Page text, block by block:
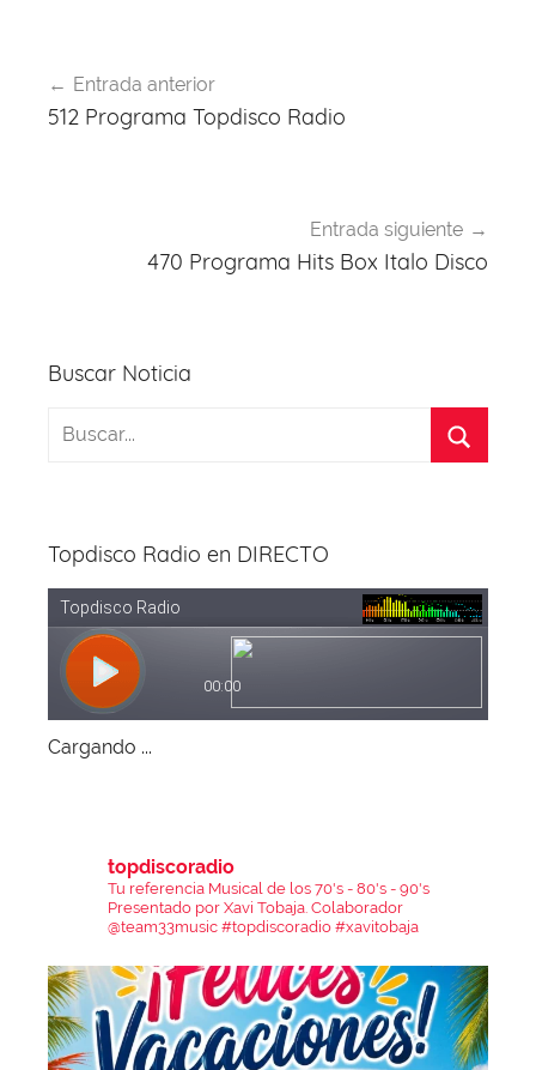
de
Entrada anterior
512 Programa Topdisco Radio
Entrada siguiente
470 Programa Hits Box Italo Disco
Buscar Noticia
Topdisco Radio en DIRECTO
Cargando ...
topdiscoradio
Tu referencia Musical de los 70's - 80's - 90's
Presentado por Xavi Tobaja. Colaborador
@team33music #topdiscoradio #xavitobaja